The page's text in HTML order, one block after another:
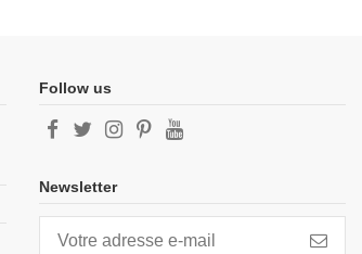
Follow us
Newsletter